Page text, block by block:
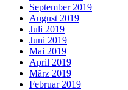
September 2019
August 2019
Juli 2019
Juni 2019
Mai 2019
April 2019
März 2019
Februar 2019